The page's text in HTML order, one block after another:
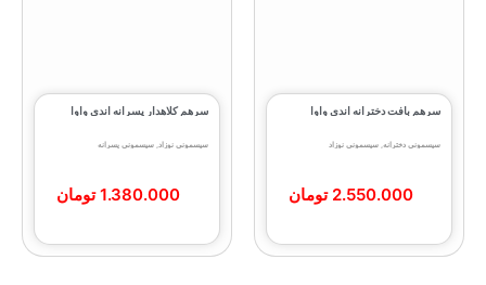
سرهم بافت دخترانه اندی واوا
سیسمونی دخترانه سیسمونی نوزاد
2.550.000 تومان
سرهم کلاهدار پسرانه اندی واوا
سیسمونی نوزاد سیسمونی پسرانه
1.380.000 تومان